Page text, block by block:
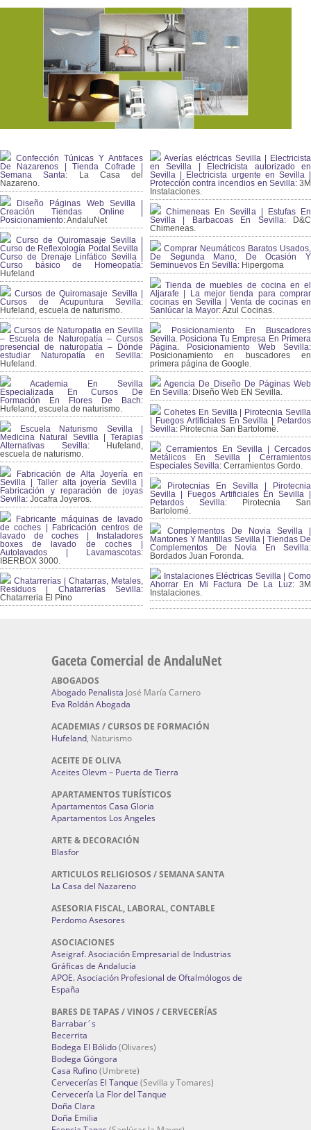
Confección Túnicas Y Antifaces
De Nazarenos | Tienda Cofrade |
Semana Santa: La Casa del
Nazareno.
Diseño Páginas Web Sevilla |
Creación Tiendas Online |
Posicionamiento:AndaluNet
Curso de Quiromasaje Sevilla |
Curso de Reflexología Podal Sevilla |
Curso de Drenaje Linfático Sevilla |
Curso básico de Homeopatía:
Hufeland
Cursos de Quiromasaje Sevilla |
Cursos de Acupuntura Sevilla:
Hufeland, escuela de naturismo.
Cursos de Naturopatia en Sevilla
– Escuela de Naturopatía – Cursos
presencial de naturopatía – Dónde
estudiar Naturopatía en Sevilla:
Hufeland.
Academia En Sevilla
Especializada En Cursos De
Formación En Flores De Bach:
Hufeland, escuela de naturismo.
Escuela Naturismo Sevilla |
Medicina Natural Sevilla | Terapias
Alternativas Sevilla: Hufeland,
escuela de naturismo.
Fabricación de Alta Joyería en
Sevilla | Taller alta joyería Sevilla |
Fabricación y reparación de joyas
Sevilla: Jocafra Joyeros.
Fabricante máquinas de lavado
de coches | Fabricación centros de
lavado de coches | Instaladores
boxes de lavado de coches |
Autolavados | Lavamascotas:
IBERBOX 3000.
Chatarrerías | Chatarras, Metales,
Residuos | Chatarrerías Sevilla:
Chatarreria El Pino
Averías eléctricas Sevilla | Electricista
en Sevilla | Electricista autorizado en
Sevilla | Electricista urgente en Sevilla |
Protección contra incendios en Sevilla:3M
Instalaciones.
Chimeneas En Sevilla | Estufas En
Sevilla | Barbacoas En Sevilla:D&C
Chimeneas.
Comprar Neumáticos Baratos Usados,
De Segunda Mano, De Ocasión Y
Seminuevos En Sevilla: Hipergoma
Tienda de muebles de cocina en el
Aljarafe | La mejor tienda para comprar
cocinas en Sevilla | Venta de cocinas en
Sanlúcar la Mayor:Azul Cocinas.
Posicionamiento En Buscadores
Sevilla. Posiciona Tu Empresa En Primera
Página. Posicionamiento Web Sevilla:
Posicionamiento en buscadores en
primera página de Google.
Agencia De Diseño De Páginas Web
En Sevilla: Diseño Web EN Sevilla.
Cohetes En Sevilla | Pirotecnia Sevilla
| Fuegos Artificiales En Sevilla | Petardos
Sevilla: Pirotecnia San Bartolomé.
Cerramientos En Sevilla | Cercados
Metálicos En Sevilla | Cerramientos
Especiales Sevilla: Cerramientos Gordo.
Pirotecnias En Sevilla | Pirotecnia
Sevilla | Fuegos Artificiales En Sevilla |
Petardos Sevilla: Pirotecnia San
Bartolomé.
Complementos De Novia Sevilla |
Mantones Y Mantillas Sevilla | Tiendas De
Complementos De Novia En Sevilla:
Bordados Juan Foronda.
Instalaciones Eléctricas Sevilla | Como
Ahorrar En Mi Factura De La Luz:3M
Instalaciones.
Gaceta Comercial de AndaluNet
ABOGADOS
Abogado Penalista José María Carnero
Eva Roldán Abogada
ACADEMIAS / CURSOS DE FORMACIÓN
Hufeland, Naturismo
ACEITE DE OLIVA
Aceites Olevm – Puerta de Tierra
APARTAMENTOS TURÍSTICOS
Apartamentos Casa Gloria
Apartamentos Los Angeles
ARTE & DECORACIÓN
Blasfor
ARTICULOS RELIGIOSOS / SEMANA SANTA
La Casa del Nazareno
ASESORIA FISCAL, LABORAL, CONTABLE
Perdomo Asesores
ASOCIACIONES
Aseigraf. Asociación Empresarial de Industrias
Gráficas de Andalucía
APOE. Asociación Profesional de Oftalmólogos de
España
BARES DE TAPAS / VINOS / CERVECERÍAS
Barrabar´s
Becerrita
Bodega El Bólido(Olivares)
Bodega Góngora
Casa Rufino(Umbrete)
Cervecerías El Tanque (Sevilla y Tomares)
Cervecería La Flor del Tanque
Doña Clara
Doña Emilia